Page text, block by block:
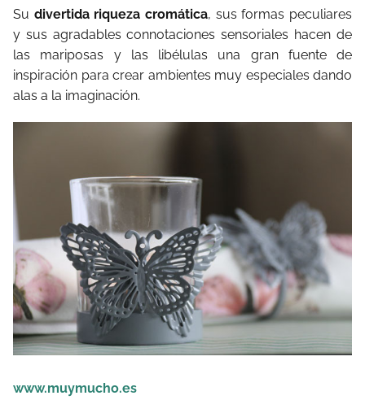
Su divertida riqueza cromática, sus formas peculiares
y sus agradables connotaciones sensoriales hacen de
las mariposas y las libélulas una gran fuente de
inspiración para crear ambientes muy especiales dando
alas a la imaginación.
www.muymucho.es